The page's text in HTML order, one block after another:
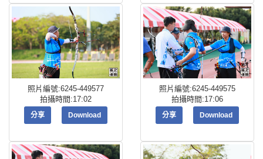
照片編號:6245-449577
拍攝時間:17:02
分享 Download
照片編號:6245-449575
拍攝時間:17:06
分享 Download